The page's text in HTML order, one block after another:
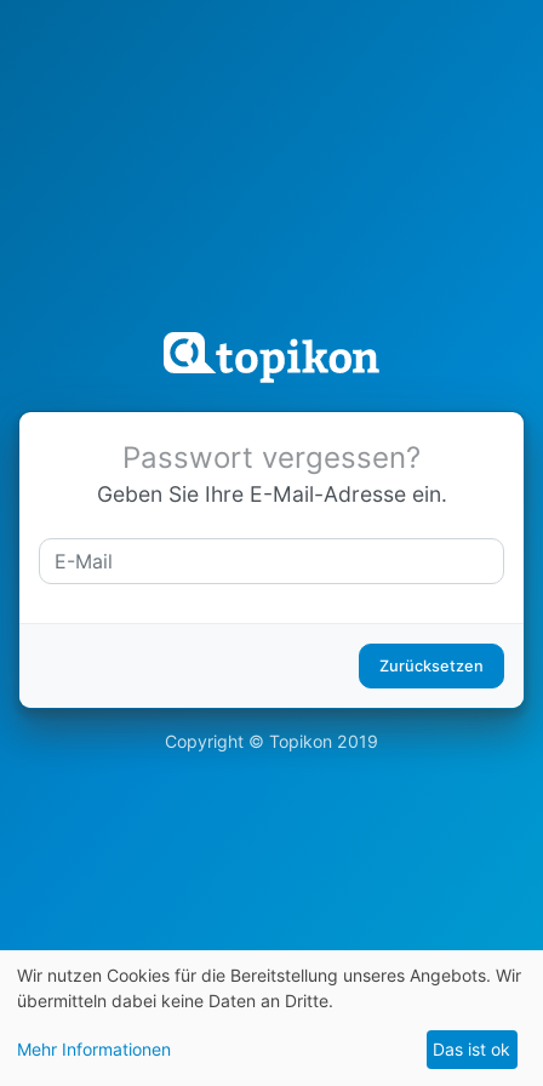
Passwort vergessen?
Geben Sie Ihre E-Mail-Adresse ein.
Zurücksetzen
Copyright © Topikon 2019
Wir nutzen Cookies für die Bereitstellung unseres Angebots. Wir
übermitteln dabei keine Daten an Dritte.
Mehr Informationen Das ist ok